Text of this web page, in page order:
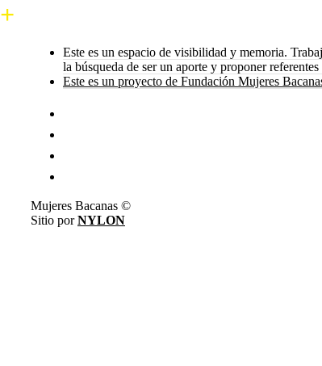
Este es un espacio de visibilidad y memoria.
la búsqueda de ser un aporte y proponer
Este es un proyecto de Fundación Mujeres
Mujeres Bacanas ©
Sitio porNYLON